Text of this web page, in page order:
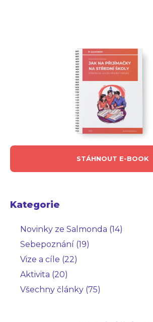
STÁHNOUT E-BOOK
Kategorie
Novinky ze Salmonda (14)
Sebepoznání (19)
Vize a cíle (22)
Aktivita (20)
Všechny články (75)